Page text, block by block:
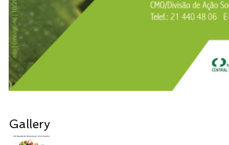
Gallery